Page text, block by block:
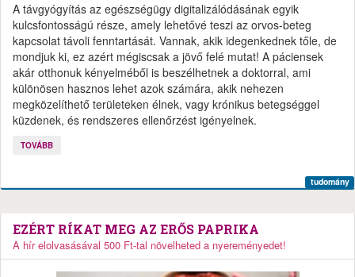
A távgyógyítás az egészségügy digitalizálódásának egyik
kulcsfontosságú része, amely lehetővé teszi az orvos-beteg
kapcsolat távoli fenntartását. Vannak, akik idegenkednek tőle, de
mondjuk ki, ez azért mégiscsak a jövő felé mutat! A páciensek
akár otthonuk kényelméből is beszélhetnek a doktorral, ami
különösen hasznos lehet azok számára, akik nehezen
megközelíthető területeken élnek, vagy krónikus betegséggel
küzdenek, és rendszeres ellenőrzést igényelnek.
TOVÁBB
tudomány
EZÉRT RÍKAT MEG AZ ERŐS PAPRIKA
A hír elolvasásával 500 Ft-tal növelheted a nyereményedet!